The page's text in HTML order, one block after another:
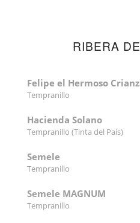
RIBERA
Felipe el Hermoso
Tempranillo
Hacienda Solano
Tempranillo (Tinta del País)
Semele
Tempranillo
Semele MAGNUM
Tempranillo